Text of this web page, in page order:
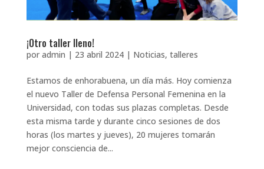
¡Otro taller lleno!
por admin | 23 abril 2024| Noticias, talleres
Estamos de enhorabuena, un día más. Hoy comienza
el nuevo Taller de Defensa Personal Femenina en la
Universidad, con todas sus plazas completas. Desde
esta misma tarde y durante cinco sesiones de dos
horas (los martes y jueves), 20 mujeres tomarán
mejor consciencia de...